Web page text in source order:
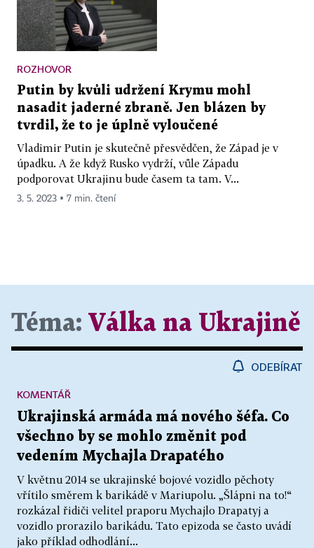
ROZHOVOR
Putin by kvůli udržení Krymu mohl
nasadit jaderné zbraně. Jen blázen by
tvrdil, že to je úplně vyloučené
Vladimir Putin je skutečně přesvědčen, že Západ je v
úpadku. A že když Rusko vydrží, vůle Západu
podporovat Ukrajinu bude časem ta tam. V...
3. 5. 2023 ▪ 7 min. čtení
Téma: Válka na Ukrajině
ODEBÍRAT
Ukrajinská armáda má nového šéfa. Co
všechno by se mohlo změnit pod
vedením Mychajla Drapatého
V květnu 2014 se ukrajinské bojové vozidlo pěchoty
vřítilo směrem k barikádě v Mariupolu. „Šlápni na to!“
rozkázal řidiči velitel praporu Mychajlo Drapatyj a
vozidlo prorazilo barikádu. Tato epizoda se často uvádí
jako příklad odhodlání...
KOMENTÁŘ